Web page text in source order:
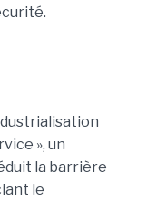
», un
la barrière
le